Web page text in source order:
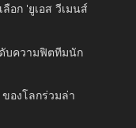
อก 'ยูเอส วีเมนส์
บความฟิตทีมนัก
องโลกร่วมล่า